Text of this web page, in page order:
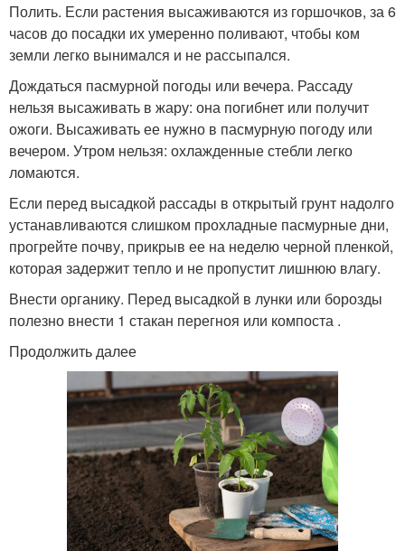
Полить. Если растения высаживаются из горшочков, за 6
часов до посадки их умеренно поливают, чтобы ком
земли легко вынимался и не рассыпался.
Дождаться пасмурной погоды или вечера. Рассаду
нельзя высаживать в жару: она погибнет или получит
ожоги. Высаживать ее нужно в пасмурную погоду или
вечером. Утром нельзя: охлажденные стебли легко
ломаются.
Если перед высадкой рассады в открытый грунт надолго
устанавливаются слишком прохладные пасмурные дни,
прогрейте почву, прикрыв ее на неделю черной пленкой,
которая задержит тепло и не пропустит лишнюю влагу.
Внести органику. Перед высадкой в лунки или борозды
полезно внести 1 стакан перегноя или компоста .
Продолжить далее